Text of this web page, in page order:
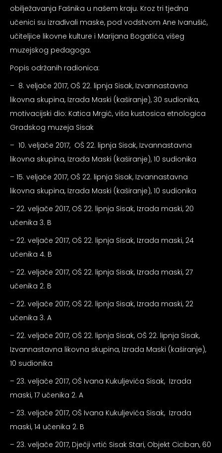
obilježavanja Fašnika u našem kraju. Kroz tri tjedna
učenici su izrađivali maske, pod vodstvom Ane Ivanušić,
učiteljice likovne kulture i Marijana Bogatića, višeg
muzejskog pedagoga.
Popis održanih radionica:
– 8. veljače 2017, OŠ 22. lipnja Sisak, Izvannastavna
likovna skupina, Izrada Maski (kaširanje), 30 sudionika,
motivacijski dio: Katica Mrgić, viša kustosica etnologica
Gradskog muzeja Sisak
– 10. veljače 2017, OŠ 22. lipnja Sisak, Izvannastavna
likovna skupina, Izrada Maski (kaširanje), 10 sudionika
– 15. veljače 2017, OŠ 22. lipnja Sisak, Izvannastavna
likovna skupina, Izrada Maski (kaširanje), 10 sudionika
– 22. veljače 2017, OŠ 22. lipnja Sisak, Izrada maski, 20
učenika 3. B
– 22. veljače 2017, OŠ 22. lipnja Sisak, Izrada maski, 24
učenika 4. B
– 22. veljače 2017, OŠ 22. lipnja Sisak, Izrada maski, 27
učenika 2. B
– 22. veljače 2017, OŠ 22. lipnja Sisak, Izrada maski, 22
učenika 3. A
– 22. veljače 2017, OŠ 22. lipnja Sisak, OŠ 22. lipnja Sisak,
Izvannastavna likovna skupina, Izrada Maski (kaširanje),
10 sudionika
– 23. veljače 2017, OŠ Ivana Kukuljevića Sisak, Izrada
maski, 17 učenika 2. A
– 23. veljače 2017, OŠ Ivana Kukuljevića Sisak, Izrada
maski, 14 učenika 2. B
– 23. veljače 2017, Dječji vrtić Sisak Stari, Objekt Ciciban, 60